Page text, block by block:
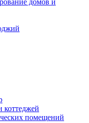
домов и
коттеджей
помещений